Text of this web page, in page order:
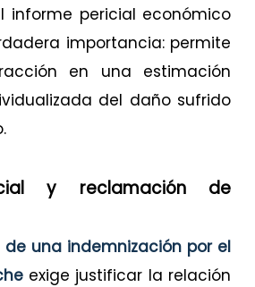
informe pericial económico
importancia: permite
en una estimación
del daño sufrido
y reclamación de
una indemnización por el
exige justificar la relación